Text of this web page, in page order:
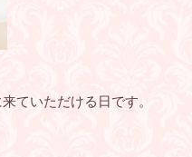
ていただける日です。